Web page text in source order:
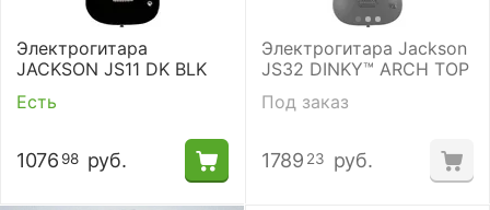
Электрогитара
JACKSON JS11 DK BLK
Есть
1076 98 руб.
Электрогитара Jackson
JS32 DINKY™ ARCH TOP
Под заказ
1789 23 руб.